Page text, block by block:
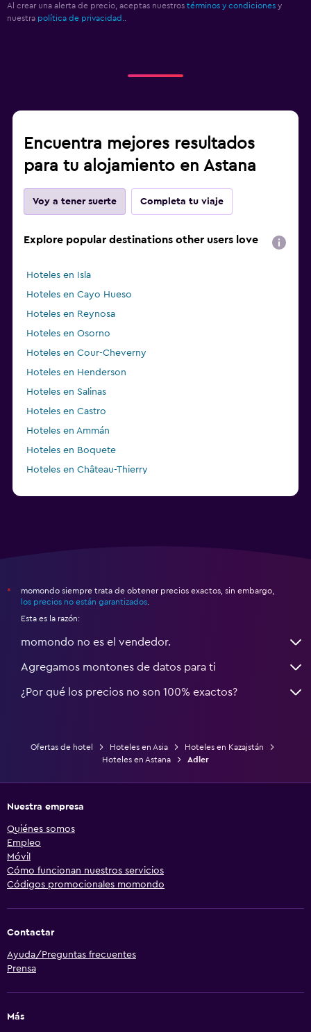
Al crear una alerta de precio, aceptas nuestros términos y condiciones y
nuestra política de privacidad.
Encuentra mejores resultados
para tu alojamiento en Astana
Voy a tener suerte Completa tu viaje
Explore popular destinations other users love
Hoteles en Isla
Hoteles en Cayo Hueso
Hoteles en Reynosa
Hoteles en Osorno
Hoteles en Cour-Cheverny
Hoteles en Henderson
Hoteles en Salinas
Hoteles en Castro
Hoteles en Ammán
Hoteles en Boquete
Hoteles en Château-Thierry
*
momondo siempre trata de obtener precios exactos, sin embargo,
los precios no están garantizados
Esta es la razón:
momondo no es el vendedor.
Agregamos montones de datos para ti
¿Por qué los precios no son 100% exactos?
Ofertas de hotel Hoteles en Asia
Hoteles en Kazajstán
Hoteles en Astana
Adler
Nuestra empresa
Quiénes somos
Empleo
Móvil
Cómo funcionan nuestros servicios
Códigos promocionales momondo
Contactar
Ayuda/Preguntas frecuentes
Prensa
Más